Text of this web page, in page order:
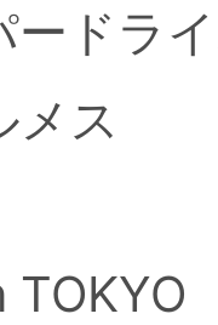
ードラ
メス
TOKYO